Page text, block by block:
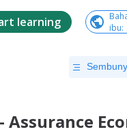
learning
ibu: